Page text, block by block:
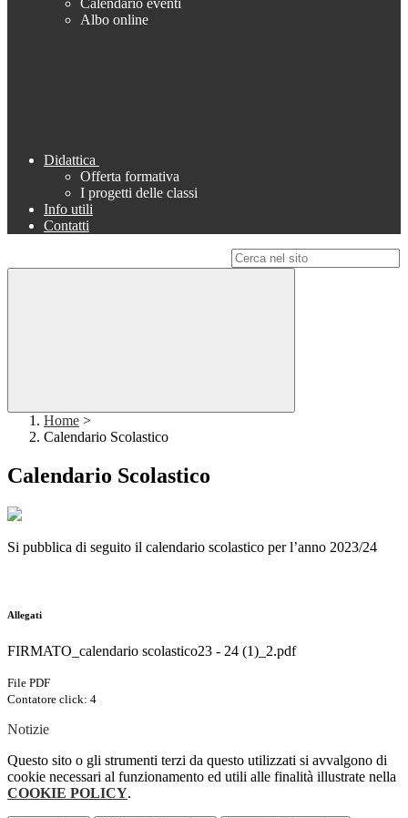
Calendario eventi
Albo online
Didattica
Offerta formativa
I progetti delle classi
Info utili
Contatti
Home >
Calendario Scolastico
Calendario Scolastico
Si pubblica di seguito il calendario scolastico per l’anno 2023/24
Allegati
FIRMATO_calendario scolastico23 - 24 (1)_2.pdf
File PDF
Contatore click: 4
Notizie
Questo sito o gli strumenti terzi da questo utilizzati si avvalgono di
cookie necessari al funzionamento ed utili alle finalità illustrate nella
COOKIE POLICY.